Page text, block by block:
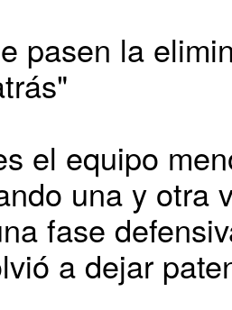
pasen la
el equipo
una y otra
fase
a dejar